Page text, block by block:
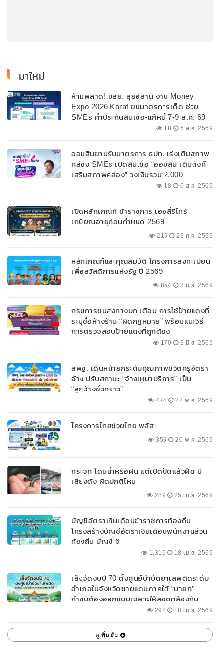
มาใหม่
ห้ามพลาด! บสย. ลุยอีสาน งาน Money
Expo 2026 Korat ขนมาตรการเด็ด ช่วย
SMEs ค้ำประกันสินเชื่อ-แก้หนี้ 7-9 ส.ค. 69
18 6 ส.ค. 2569
ออมสินขานรับมาตรการ ธปท. เร่งเติมสภาพ
คล่อง SMEs เปิดสินเชื่อ “ออมสิน เติมตังค์
เสริมสภาพคล่อง” วงเงินรวม 2,000
ลบ.สนับสนุนเงินทุนหมุนเวียนวงเงินกู้สูงสุด
18 6 ส.ค. 2569
เปิดหลักเกณฑ์ ข้าราชการ เออลี่รีไทร์
เกษียณอายุก่อนกำหนด 2569
215 23 ก.ค. 2569
หลักเกณฑ์และคุณสมบัติ โครงการลงทะเบียน
เพื่อสวัสดิการแห่งรัฐ ปี 2569
854 3 มิ.ย. 2569
กรมการขนส่งทางบก เตือน การใช้ป้ายแดงที่
ระบุชื่อห้างร้าน “ผิดกฎหมาย” พร้อมแนะวิธี
การตรวจสอบป้ายแดงที่ถูกต้อง
170 3 มิ.ย. 2569
สพฐ. เดินหน้ายกระดับคุณภาพชีวิตครูอัตรา
จ้าง ปรับสถานะ “จ้างเหมาบริการ” เป็น
“ลูกจ้างชั่วคราว”
474 22 พ.ค. 2569
โครงการไทยช่วยไทย พลัส
355 20 พ.ค. 2569
กระจก โดนน้ำหรือฝน แต่เปิดปัดแล้วฝืด มี
เสียงดัง ผิดปกติไหม
289 25 เม.ย. 2569
บัญชีอัตราเงินเดือนข้าราชการท้องถิ่น
โครงสร้างบัญชีอัตราเงินเดือนพนักงานส่วน
ท้องถิ่น บัญชี 6
1,315 18 เม.ย. 2569
เล็งจัดงบปี 70 ตั้งศูนย์บำบัดยาเสพติดระดับ
อำเภอในจังหวัดชายแดนภาคใต้ “นายก”
กำชับต้องออกแบบเฉพาะให้สอดคล้องกับ
298 18 เม.ย. 2569
ดูเพิ่มเติม